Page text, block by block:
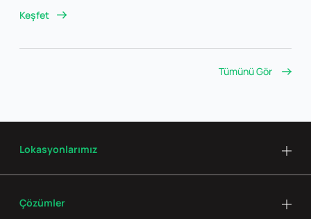
Keşfet
Tümünü Gör
Lokasyonlarımız
Çözümler